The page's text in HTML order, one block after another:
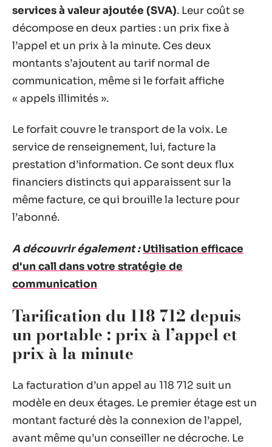
services à valeur ajoutée (SVA). Leur coût se
décompose en deux parties : un prix fixe à
l’appel et un prix à la minute. Ces deux
montants s’ajoutent au tarif normal de
communication, même si le forfait affiche
« appels illimités ».
Le forfait couvre le transport de la voix. Le
service de renseignement, lui, facture la
prestation d’information. Ce sont deux flux
financiers distincts qui apparaissent sur la
même facture, ce qui brouille la lecture pour
l’abonné.
A découvrir également : Utilisation efficace
d'un call dans votre stratégie de
communication
Tarification du 118 712 depuis
un portable : prix à l’appel et
prix à la minute
La facturation d’un appel au 118 712 suit un
modèle en deux étages. Le premier étage est un
montant facturé dès la connexion de l’appel,
avant même qu’un conseiller ne décroche. Le